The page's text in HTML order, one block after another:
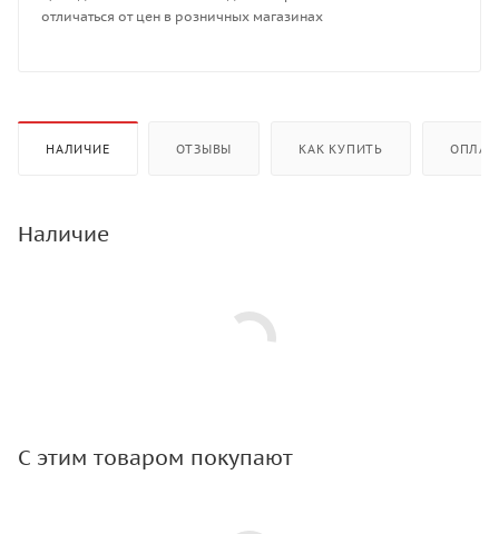
отличаться от цен в розничных магазинах
НАЛИЧИЕ ОТЗЫВЫ КАК КУПИТЬ
Наличие
С этим товаром покупают